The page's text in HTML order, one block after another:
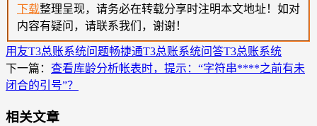
下载整理呈现，请务必在转载分享时注明本文地址！如对
内容有疑问，请联系我们，谢谢！
用友T3总账系统问题畅捷通T3总账系统问答T3总账系统
下一篇： 查看库龄分析帐表时，提示：“字符串****之前有未
闭合的引号”？
相关文章